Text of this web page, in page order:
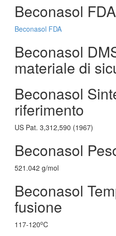
Beconasol
Beconasol FDA
Beconasol
materiale di
Beconasol
riferimento
US Pat. 3,312,590 (1967)
Beconasol
521.042 g/mol
Beconasol
fusione
117-120oC